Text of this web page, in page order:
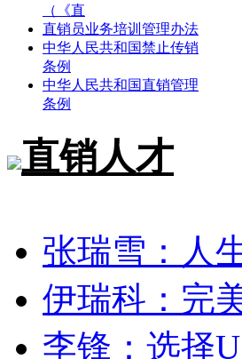
（《直
直销员业务培训管理办法
中华人民共和国禁止传销
条例
中华人民共和国直销管理
条例
直销人才
张瑞雪：人
伊瑞科：完
李锋：选择